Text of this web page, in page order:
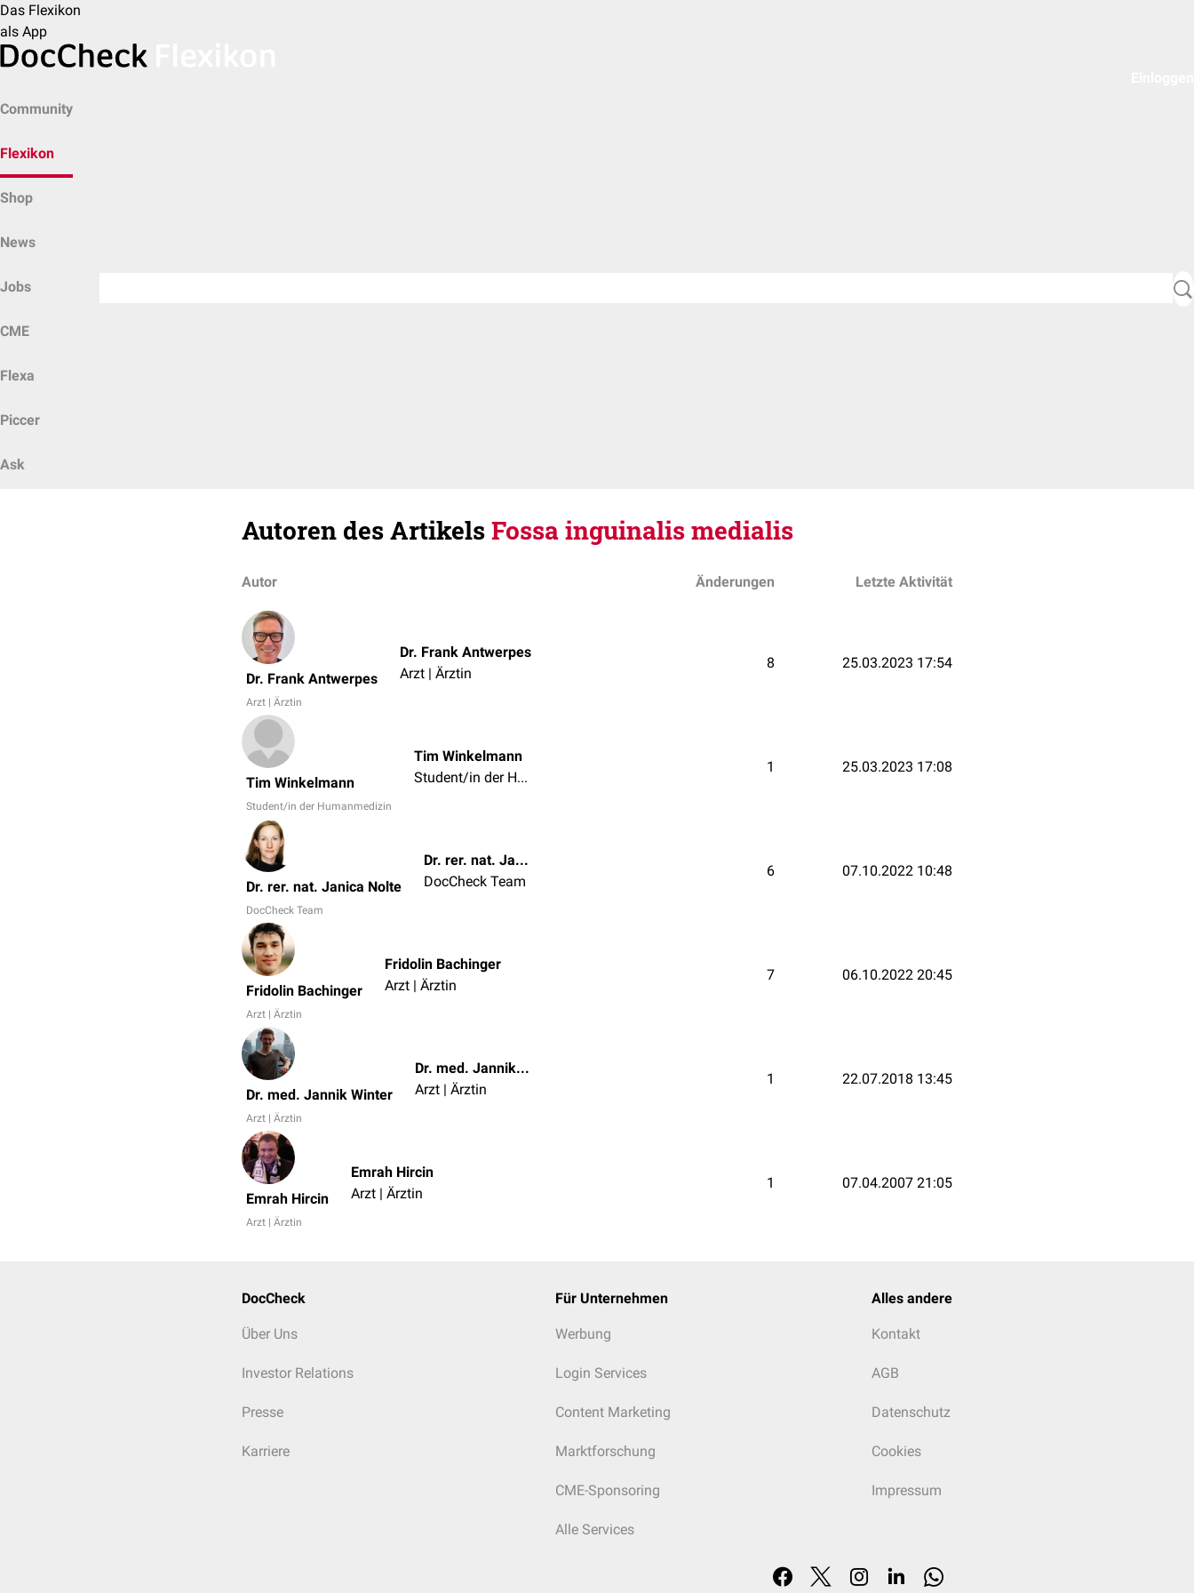
Das Flexikon
als App
Community
Flexikon
Shop
News
Jobs
CME
Flexa
Piccer
Ask
Autoren des ArtikelsFossa inguinalis medialis
Autor Änderungen Letzte Aktivität
Dr. Frank Antwerpes
Arzt | Ärztin
Dr. Frank Antwerpes
Arzt | Ärztin
8 25.03.2023 17:54
Tim Winkelmann
Student/in der Humanmedizin
Tim Winkelmann
Student/in der Humanmedizin
1 25.03.2023 17:08
Dr. rer. nat. Janica Nolte
DocCheck Team
Dr. rer. nat. Janica Nolte
DocCheck Team
6 07.10.2022 10:48
Fridolin Bachinger
Arzt | Ärztin
Fridolin Bachinger
Arzt | Ärztin
7 06.10.2022 20:45
Dr. med. Jannik Winter
Arzt | Ärztin
Dr. med. Jannik Winter
Arzt | Ärztin
1 22.07.2018 13:45
Emrah Hircin
Arzt | Ärztin
Emrah Hircin
Arzt | Ärztin
1 07.04.2007 21:05
DocCheck
Über Uns
Investor Relations
Presse
Karriere
Für Unternehmen
Werbung
Login Services
Content Marketing
Marktforschung
CME-Sponsoring
Alle Services
Alles andere
Kontakt
AGB
Datenschutz
Cookies
Impressum